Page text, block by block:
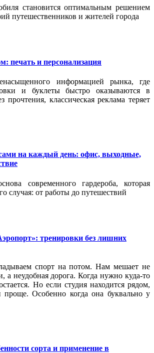
становится оптимальным решением
путешественников и жителей города
печать и персонализация
информацией рынка, где
и буклеты быстро оказываются в
прочтения, классическая реклама теряет
на каждый день: офис, выходные,
современного гардероба, которая
случая: от работы до путешествий
тренировки без лишних
спорт на потом. Нам мешает не
а неудобная дорога. Когда нужно куда-то
Но если студия находится рядом,
проще. Особенно когда она буквально у
сорта и применение в